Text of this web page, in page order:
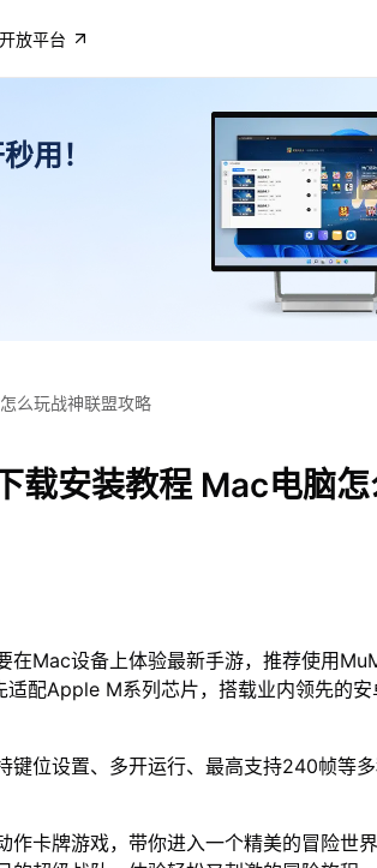
开放平台
用！
么玩战神联盟攻略
载安装教程 Mac电脑
在Mac设备上体验最新手游，推荐使用
适配Apple M系列芯片，搭载业内领先的
键位设置、多开运行、最高支持240帧等
作卡牌游戏，带你进入一个精美的冒险世